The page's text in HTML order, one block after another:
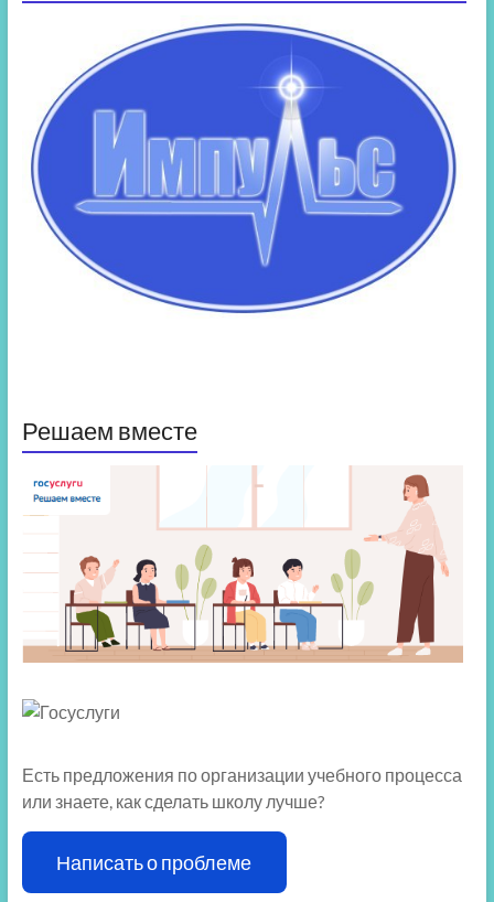
Решаем вместе
Есть предложения по организации учебного процесса
или знаете, как сделать школу лучше?
Написать о проблеме